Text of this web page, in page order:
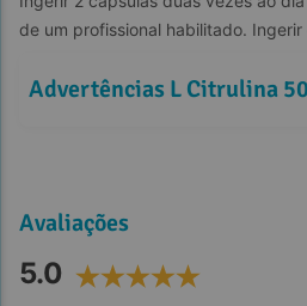
de um profissional habilitado.
Advertências L Citrulina
Avaliações
5.0